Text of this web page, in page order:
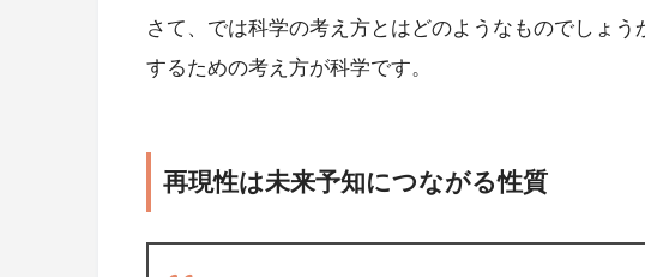
さて、では科学の考え方とはどのようなものでしょ
するための考え方が科学です。
再現性は未来予知につながる性質